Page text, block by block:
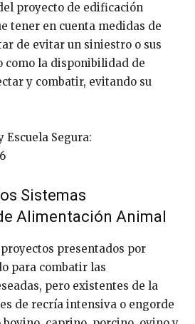
proyecto de edificación
tener en cuenta medidas de
de evitar un siniestro o sus
como la disponibilidad de
y combatir, evitando su
Escuela Segura:
Sistemas
Alimentación Animal
presentados por
para combatir las
pero existentes de la
de recría intensiva o engorde